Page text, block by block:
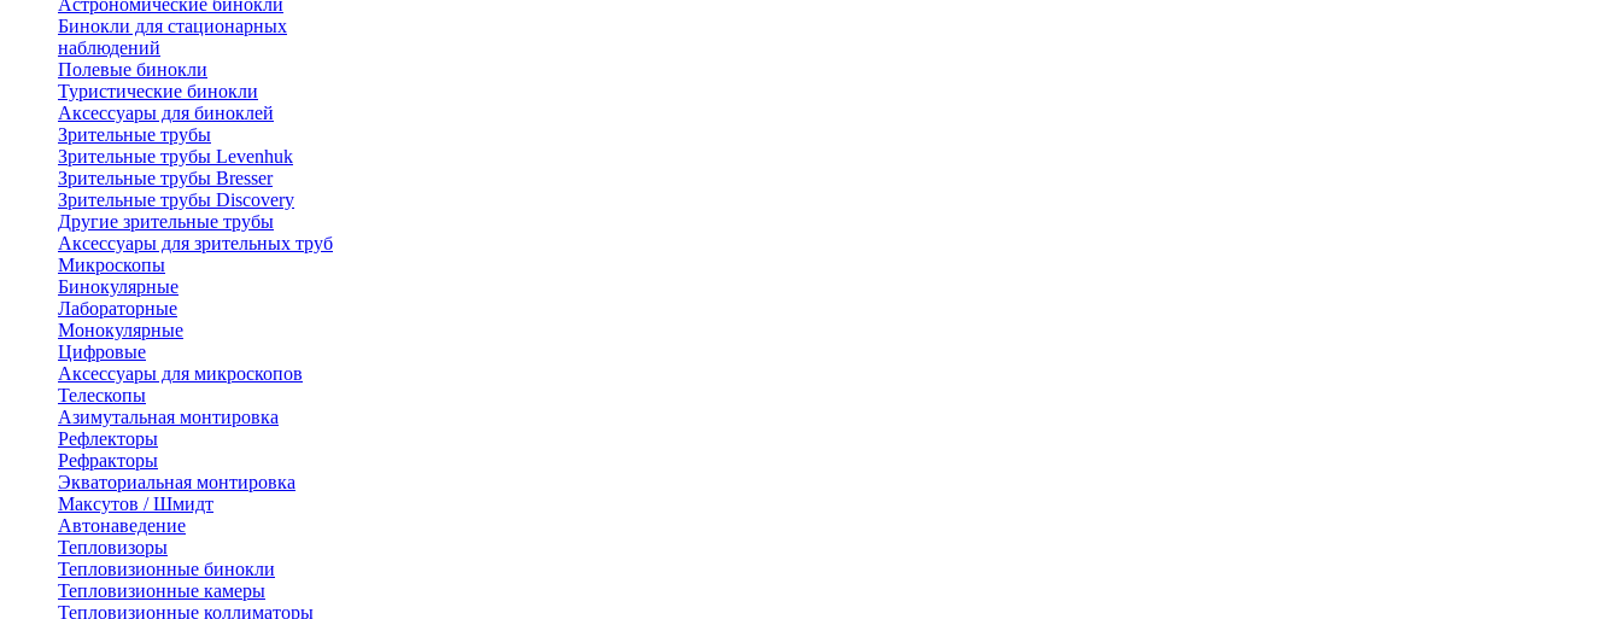
Астрономические бинокли
Бинокли для стационарных
наблюдений
Полевые бинокли
Туристические бинокли
Аксессуары для биноклей
Зрительные трубы
Зрительные трубы Levenhuk
Зрительные трубы Bresser
Зрительные трубы Discovery
Другие зрительные трубы
Аксессуары для зрительных труб
Микроскопы
Бинокулярные
Лабораторные
Монокулярные
Цифровые
Аксессуары для микроскопов
Телескопы
Азимутальная монтировка
Рефлекторы
Рефракторы
Экваториальная монтировка
Максутов / Шмидт
Автонаведение
Тепловизоры
Тепловизионные бинокли
Тепловизионные камеры
Тепловизионные коллиматоры